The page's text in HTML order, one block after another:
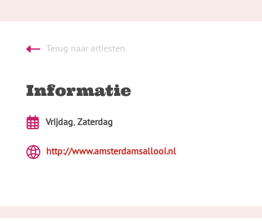
Terug naar artiesten
Informatie
Vrijdag, Zaterdag
http://www.amsterdamsallooi.nl